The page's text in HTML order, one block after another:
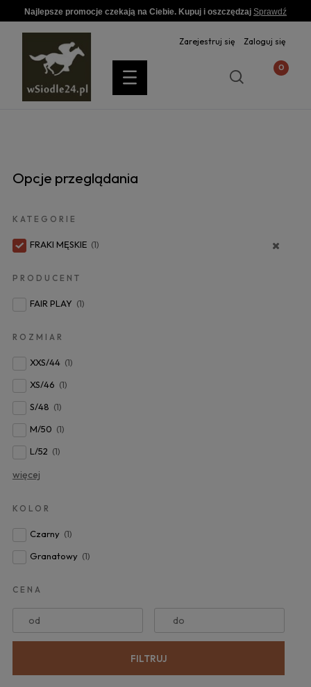
Najlepsze promocje czekają na Ciebie. Kupuj i oszczędzaj Sprawdź
Zarejestruj się Zaloguj się
Opcje przeglądania
KATEGORIE
FRAKI MĘSKIE (1)
PRODUCENT
FAIR PLAY (1)
ROZMIAR
XXS/44 (1)
XS/46 (1)
S/48 (1)
M/50 (1)
L/52 (1)
więcej
KOLOR
Czarny (1)
Granatowy (1)
CENA
od do
FILTRUJ